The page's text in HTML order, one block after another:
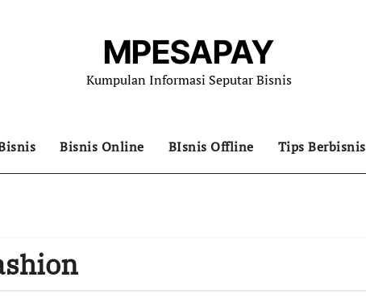
MPESAPAY
Kumpulan Informasi Seputar Bisnis
Bisnis Online BIsnis Offline Tips Berbisnis